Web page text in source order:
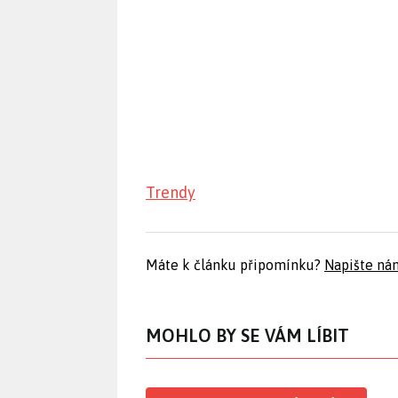
Trendy
Máte k článku připomínku? Napište
MOHLO BY SE VÁM LÍBIT